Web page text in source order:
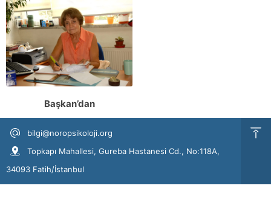
Başkan’dan
bilgi@noropsikoloji.org
Topkapı Mahallesi, Gureba Hastanesi Cd., No:118A,
34093 Fatih/İstanbul